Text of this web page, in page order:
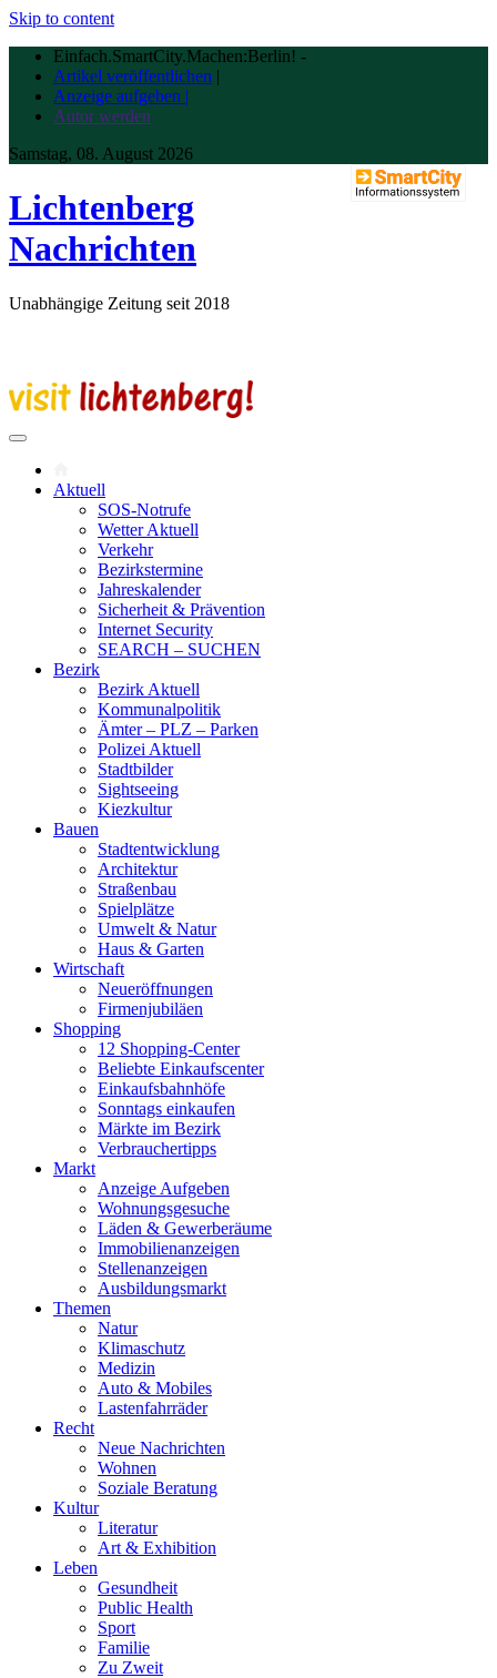
Skip to content
Einfach.SmartCity.Machen:Berlin! -
Artikel veröffentlichen |
Anzeige aufgeben |
Autor werden
Samstag, 08. August 2026
Lichtenberg
Nachrichten
Unabhängige Zeitung seit 2018
Aktuell
SOS-Notrufe
Wetter Aktuell
Verkehr
Bezirkstermine
Jahreskalender
Sicherheit & Prävention
Internet Security
SEARCH – SUCHEN
Bezirk
Bezirk Aktuell
Kommunalpolitik
Ämter – PLZ – Parken
Polizei Aktuell
Stadtbilder
Sightseeing
Kiezkultur
Bauen
Stadtentwicklung
Architektur
Straßenbau
Spielplätze
Umwelt & Natur
Haus & Garten
Wirtschaft
Neueröffnungen
Firmenjubiläen
Shopping
12 Shopping-Center
Beliebte Einkaufscenter
Einkaufsbahnhöfe
Sonntags einkaufen
Märkte im Bezirk
Verbrauchertipps
Markt
Anzeige Aufgeben
Wohnungsgesuche
Läden & Gewerberäume
Immobilienanzeigen
Stellenanzeigen
Ausbildungsmarkt
Themen
Natur
Klimaschutz
Medizin
Auto & Mobiles
Lastenfahrräder
Recht
Neue Nachrichten
Wohnen
Soziale Beratung
Kultur
Literatur
Art & Exhibition
Leben
Gesundheit
Public Health
Sport
Familie
Zu Zweit